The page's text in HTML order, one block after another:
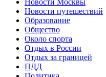
Новости Москвы
Новости путешествий
Образование
Общество
Около спорта
Отдых в России
Отдых за границей
ПДД